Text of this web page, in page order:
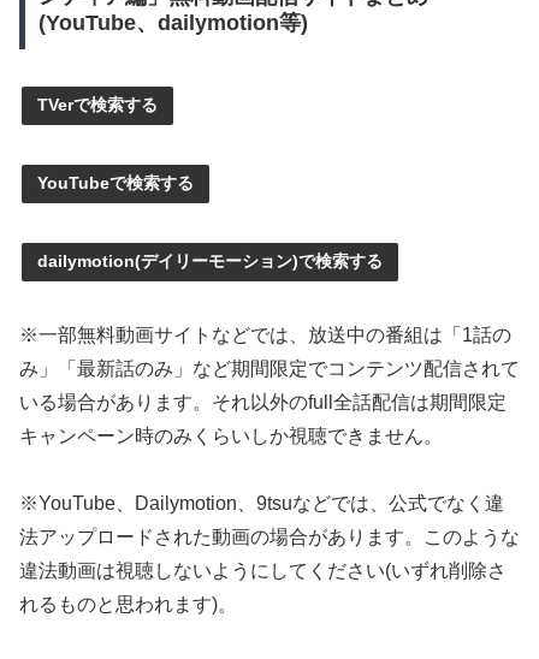
(YouTube、dailymotion等)
TVerで検索する
YouTubeで検索する
dailymotion(デイリーモーション)で検索する
※一部無料動画サイトなどでは、放送中の番組は「1話の
み」「最新話のみ」など期間限定でコンテンツ配信されて
いる場合があります。それ以外のfull全話配信は期間限定
キャンペーン時のみくらいしか視聴できません。
※YouTube、Dailymotion、9tsuなどでは、公式でなく違
法アップロードされた動画の場合があります。このような
違法動画は視聴しないようにしてください(いずれ削除さ
れるものと思われます)。